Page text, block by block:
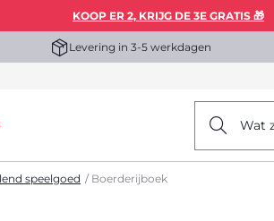
KOOP ER 2, KRIJG DE 3E GRATIS 🎁
Levering in 3-5 werkdagen
Wat
speelgoed Boerderijboek